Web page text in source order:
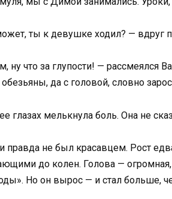
ты к девушке ходил? — вдруг
ну что за глупости! — рассмеялся
обезьяны, да с головой, словно
глазах мелькнула боль. Она не
правда не был красавцем. Рост
до колен. Голова —
Но он вырос — и стал больше,